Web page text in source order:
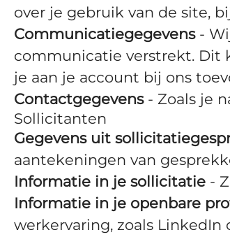
over je gebruik van de site,
Communicatiegegevens-
communicatie verstrekt. Dit
je aan je account bij ons
Contactgegevens- Zoals je
Sollicitanten
Gegevens uit
aantekeningen van
Informatie in je sollicitatie -
Informatie in je openbare
werkervaring, zoals